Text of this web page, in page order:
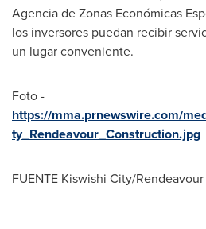
Agencia de Zonas Económicas
los inversores puedan recibir
un lugar conveniente.
Foto -
https://mma.prnewswire.com/
ty_Rendeavour_Construction.jpg
FUENTE Kiswishi City/Rendeavour